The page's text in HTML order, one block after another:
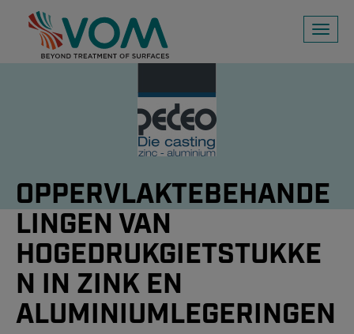
Toggle
OPPERVLAKTEBEHANDE
LINGEN VAN
HOGEDRUKGIETSTUKKE
N IN ZINK EN
ALUMINIUMLEGERINGEN